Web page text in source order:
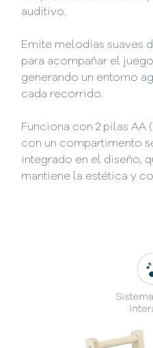
auditivo.
Emite melodías suaves
para acompañar el
generando un entorno
cada recorrido.
Funciona con 2 pilas AA
con un compartimento
integrado en el diseño,
mantiene la estética y